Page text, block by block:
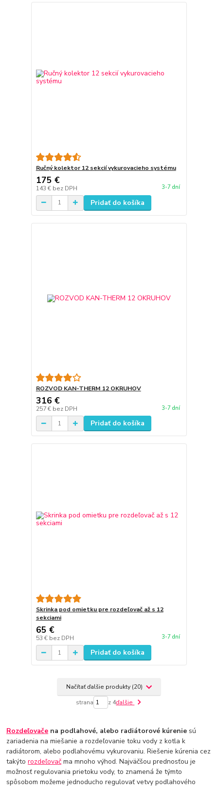
Ručný kolektor 12 sekcií vykurovacieho systému
175 €
143 € bez DPH 3-7 dní
Pridať do košíka
ROZVOD KAN-THERM 12 OKRUHOV
316 €
257 € bez DPH 3-7 dní
Pridať do košíka
Skrinka pod omietku pre rozdeľovač až s 12
sekciami
65 €
53 € bez DPH 3-7 dní
Pridať do košíka
Načítať ďalšie produkty (20)
strana z 4ďalšie
Rozdeľovače na podlahové, alebo radiátorové kúrenie sú
zariadenia na miešanie a rozdeľovanie toku vody z kotla k
radiátorom, alebo podlahovému vykurovaniu. Riešenie kúrenia cez
takýtorozdeľovač ma mnoho výhod. Najväčšou prednosťou je
možnosť regulovania prietoku vody, to znamená že týmto
spôsobom možeme jednoducho regulovať vetvy podlahového